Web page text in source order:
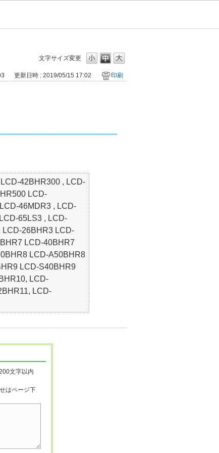
文字サイズ変更
更新日時 : 2019/05/15 17:02 印刷
42BHR300 , LCD-
LCD-
46MDR3 , LCD-
65LS3 , LCD-
LCD-26BHR3 LCD-
LCD-40BHR7
LCD-A50BHR8
LCD-S40BHR9
LCD-
LCD-
文字以内
はページ下